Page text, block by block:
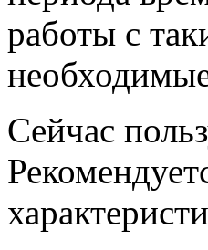
работы с
Сейчас